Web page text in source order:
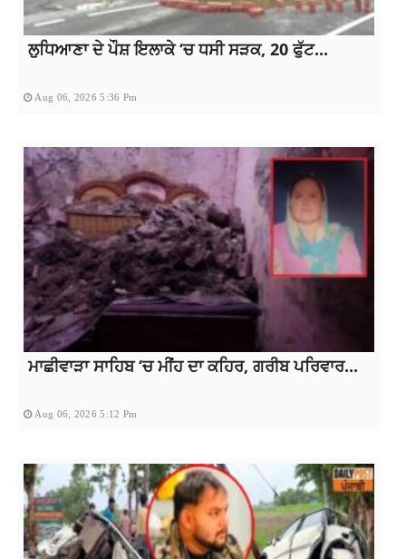
ਲੁਧਿਆਣਾ ਦੇ ਪੌਸ਼ ਇਲਾਕੇ ‘ਚ ਧਸੀ ਸੜਕ, 20 ਫੁੱਟ...
Aug 06, 2026 5:36 Pm
ਮਾਛੀਵਾੜਾ ਸਾਹਿਬ ‘ਚ ਮੀਂਹ ਦਾ ਕਹਿਰ, ਗਰੀਬ ਪਰਿਵਾਰ...
Aug 06, 2026 5:12 Pm